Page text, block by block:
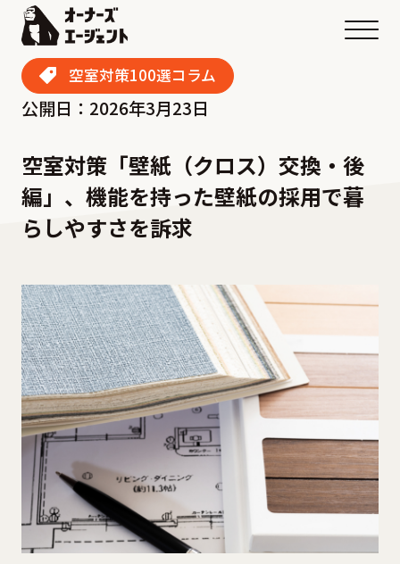
メニ
空室対策100選コラム
公開日：2026年3月23日
空室対策「壁紙（クロス）交換・後
編」、機能を持った壁紙の採用で暮
らしやすさを訴求